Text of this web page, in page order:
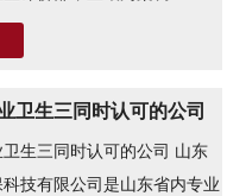
卫生三同时认可的公司
生三同时认可的公司 山东
技有限公司是山东省内专业